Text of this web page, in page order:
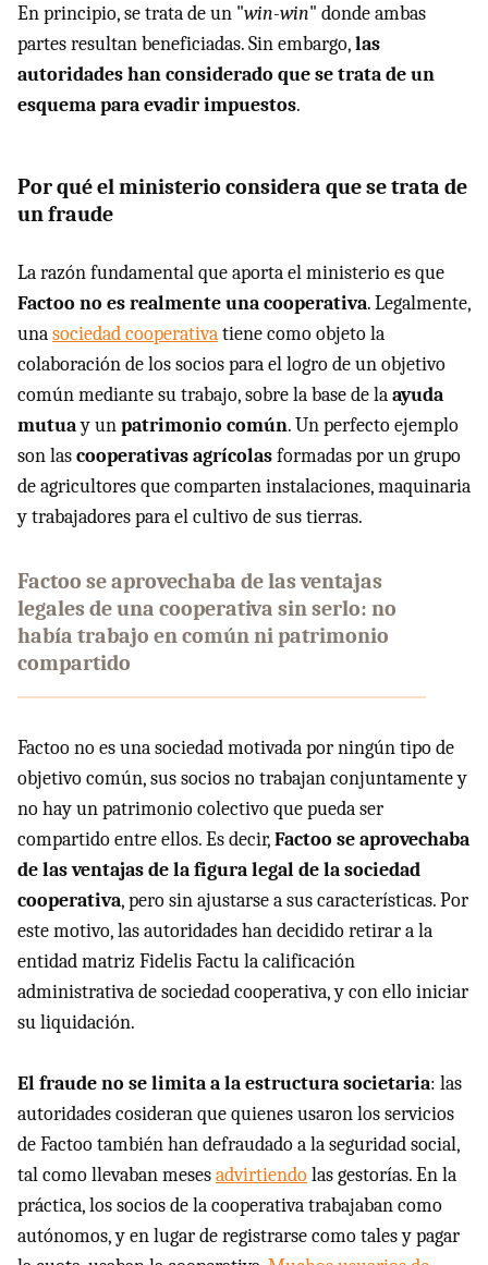
En principio, se trata de un "win-win" donde ambas
partes resultan beneficiadas. Sin embargo,las
autoridades han considerado que se trata de un
esquema para evadir impuestos.
Por qué el ministerio considera que se trata de
un fraude
La razón fundamental que aporta el ministerio es que
Factoo no es realmente una cooperativa. Legalmente,
unasociedad cooperativatiene como objeto la
colaboración de los socios para el logro de un objetivo
común mediante su trabajo, sobre la base de laayuda
mutuay unpatrimonio común. Un perfecto ejemplo
son lascooperativas agrícolasformadas por un grupo
de agricultores que comparten instalaciones, maquinaria
y trabajadores para el cultivo de sus tierras.
Factoo se aprovechaba de las ventajas
legales de una cooperativa sin serlo: no
había trabajo en común ni patrimonio
compartido
Factoo no es una sociedad motivada por ningún tipo de
objetivo común, sus socios no trabajan conjuntamente y
no hay un patrimonio colectivo que pueda ser
compartido entre ellos. Es decir,Factoo se aprovechaba
de las ventajas de la figura legal de la sociedad
cooperativa, pero sin ajustarse a sus características. Por
este motivo, las autoridades han decidido retirar a la
entidad matriz Fidelis Factu la calificación
administrativa de sociedad cooperativa, y con ello iniciar
su liquidación.
El fraude no se limita a la estructura societaria: las
autoridades cosideran que quienes usaron los servicios
de Factoo también han defraudado a la seguridad social,
tal como llevaban mesesadvirtiendolas gestorías. En la
práctica, los socios de la cooperativa trabajaban como
autónomos, y en lugar de registrarse como tales y pagar